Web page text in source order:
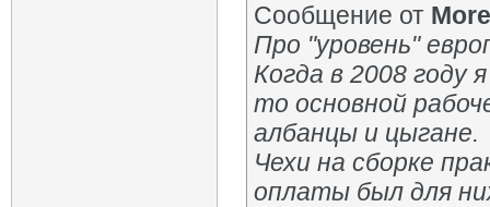
Сообщение от More
Про "уровень"
Когда в 2008 году
то основной
албанцы и цыгане.
Чехи на сборке
оплаты был для